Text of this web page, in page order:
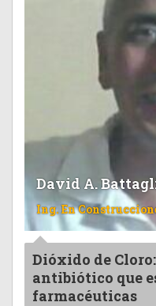
David A.
Ing. En
Dióxido de
antibiótico que
farmacéuticas